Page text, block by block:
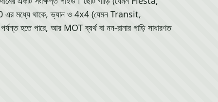
মধ্যে থাকে, ভ্যান ও 4x4 (যেমন Transit,
পারে, আর MOT ব্যর্থ বা নন-রানার গাড়ি সাধারণত